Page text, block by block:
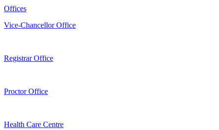
Offices
Vice-Chancellor Office
Registrar Office
Proctor Office
Health Care Centre